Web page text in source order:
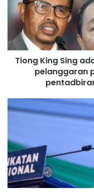
K
n
g
d
a
h
f
i
g
Tiong King Sing
pelanggaran
n
a
-
A
l
l